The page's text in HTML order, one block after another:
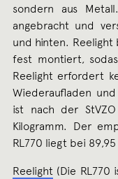
sondern aus
angebracht und
und hinten. Reelight
fest montiert,
Reelight erfordert
Wiederaufladen
ist nach der
Kilogramm. Der
RL770 liegt bei 89,95
Reelight (Die RL770